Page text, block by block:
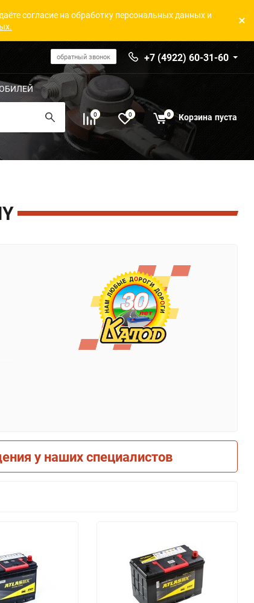
согласие на обработку персональных данных и
обратный звонок +7 (4922) 60-31-60
0 0 0 Корзина пуста
у наших специалистов